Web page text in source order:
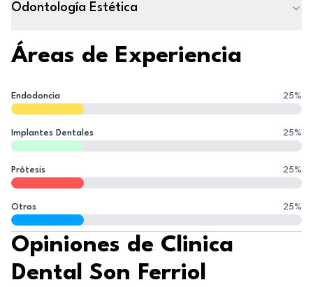
Odontología Estética
Áreas de Experiencia
Endodoncia 25%
Implantes Dentales 25%
Prótesis 25%
Otros 25%
Opiniones de Clinica
Dental Son Ferriol